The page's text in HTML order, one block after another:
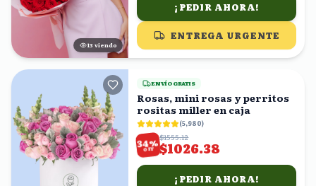
13 viendo
¡PEDIR AHORA!
ENTREGA URGENTE
ENVÍO GRATIS
Rosas, mini rosas y perritos
rositas miller en caja
(5,980)
34%
OFF
$1555.12
$1026.38
¡PEDIR AHORA!